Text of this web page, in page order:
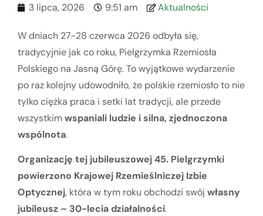
3 lipca, 2026 9:51 am Aktualności
W dniach 27-28 czerwca 2026 odbyła się,
tradycyjnie jak co roku, Pielgrzymka Rzemiosła
Polskiego na Jasną Górę. To wyjątkowe wydarzenie
po raz kolejny udowodniło, że polskie rzemiosło to nie
tylko ciężka praca i setki lat tradycji, ale przede
wszystkimwspaniali ludzie i silna, zjednoczona
wspólnota.
Organizację tej jubileuszowej 45. Pielgrzymki
powierzono Krajowej Rzemieślniczej Izbie
Optycznej, która w tym roku obchodzi swój własny
jubileusz – 30-lecia działalności.